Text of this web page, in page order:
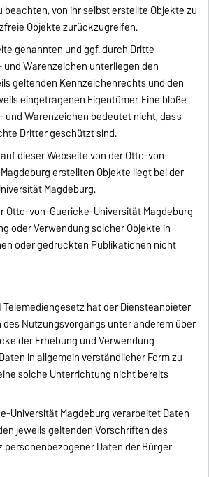
beachten, von ihr selbst erstellte Objekte zu
Objekte zurückzugreifen.
genannten und ggf. durch Dritte
Warenzeichen unterliegen den
geltenden Kennzeichenrechts und den
eingetragenen Eigentümer. Eine bloße
und Warenzeichen bedeutet nicht, dass
Dritter geschützt sind.
dieser Webseite von der Otto-von-
erstellten Objekte liegt bei der
Magdeburg.
Otto-von-Guericke-Universität Magdeburg
oder Verwendung solcher Objekte in
oder gedruckten Publikationen nicht
1 Telemediengesetz hat der Diensteanbieter
Nutzungsvorgangs unter anderem über
der Erhebung und Verwendung
in allgemein verständlicher Form zu
solche Unterrichtung nicht bereits
Universität Magdeburg verarbeitet Daten
jeweils geltenden Vorschriften des
personenbezogener Daten der Bürger